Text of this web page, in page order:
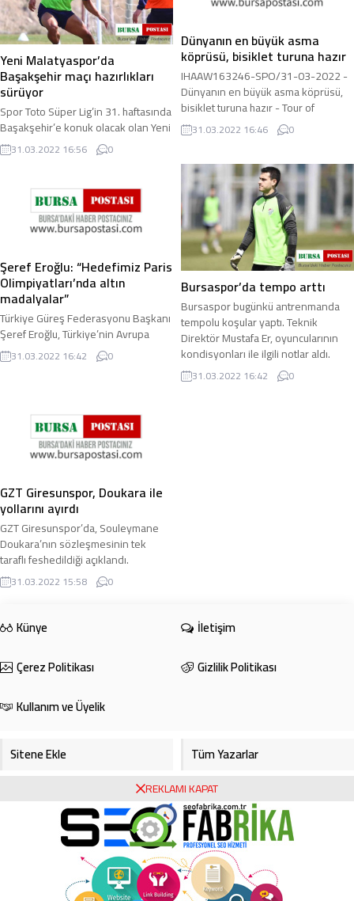
Yeni Malatyaspor’da
Başakşehir maçı hazırlıkları
sürüyor
Spor Toto Süper Lig’in 31. haftasında
Başakşehir’e konuk olacak olan Yeni
Malatyaspor hazırlıklarını
sürdürüyor. 4 Nisan Pazartesi günü
31.03.2022 16:56 0
Dünyanın en büyük asma
köprüsü, bisiklet turuna hazır
IHAAW163246-SPO/31-03-2022 -
Dünyanın en büyük asma köprüsü,
bisiklet turuna hazır - Tour of
Türkiye’nin geleneksel medya turu,
1915 ...
31.03.2022 16:46 0
Şeref Eroğlu: “Hedefimiz Paris
Olimpiyatları’nda altın
madalyalar”
Türkiye Güreş Federasyonu Başkanı
Şeref Eroğlu, Türkiye’nin Avrupa
Güreş Şampiyonası’nda serbest
stilde takım halinde ikinci olması ve
31.03.2022 16:42 0
Bursaspor’da tempo arttı
Bursaspor bugünkü antrenmanda
tempolu koşular yaptı. Teknik
Direktör Mustafa Er, oyuncularının
kondisyonları ile ilgili notlar aldı.
Spor Toto 1 ...
31.03.2022 16:42 0
GZT Giresunspor, Doukara ile
yollarını ayırdı
GZT Giresunspor’da, Souleymane
Doukara’nın sözleşmesinin tek
taraflı feshedildiği açıklandı.
Giresunspor Kulübü’nden konuyla
ilgili yapılan ...
31.03.2022 15:58 0
Künye
İletişim
Çerez Politikası
Gizlilik Politikası
Kullanım ve Üyelik
Sitene Ekle
Tüm Yazarlar
Foto Galeri
Video Galeri
Bursa Haberleri
Bursa Hava Durumu
Bursaspor
REKLAMI KAPAT